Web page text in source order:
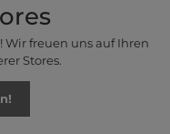
freuen uns auf Ihren
Stores.